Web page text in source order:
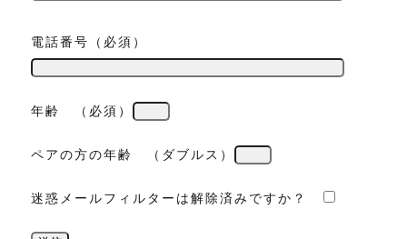
電話番号（必須）
年齢 （必須）
ペアの方の年齢 （ダブルス）
迷惑メールフィルターは解除済みですか？